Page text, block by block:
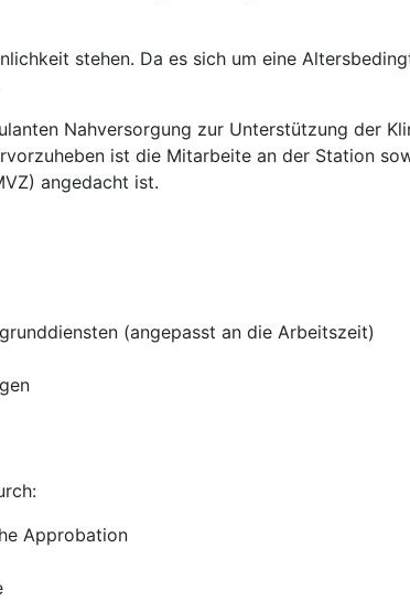
stehen. Da es sich um eine
Nahversorgung zur Unterstützung der
ist die Mitarbeite an der Station
angedacht ist.
(angepasst an die Arbeitszeit)
Approbation